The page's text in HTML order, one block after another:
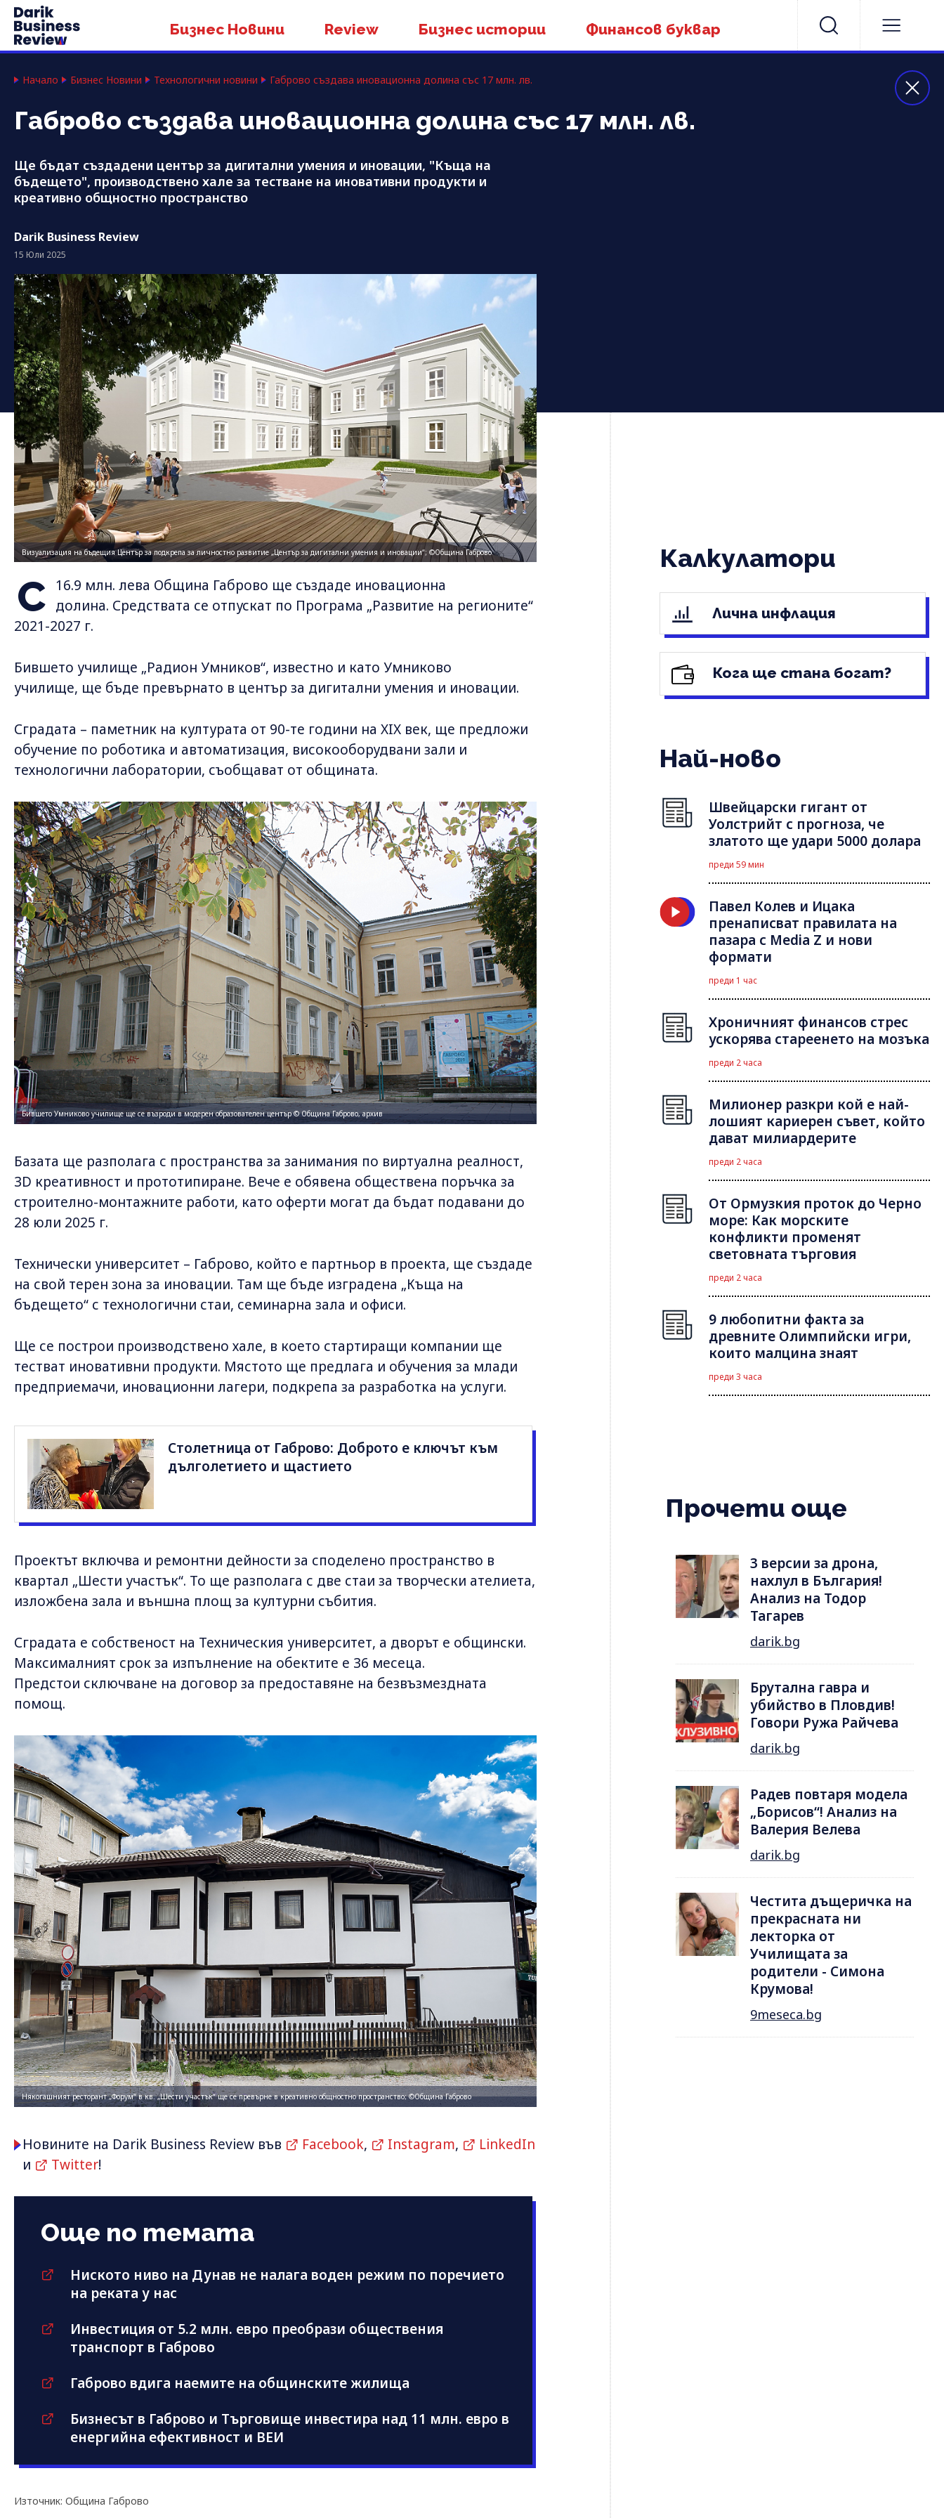
Бизнес Новини Review Бизнес истории Финансов буквар
Начало Бизнес Новини Технологични новини Габрово създава иновационна долина със 17 млн. лв.
Габрово създава иновационна долина със 17 млн. лв.
Ще бъдат създадени център за дигитални умения и иновации, "Къща на
бъдещето", производствено хале за тестване на иновативни продукти и
креативно общностно пространство
Darik Business Review
15 Юли 2025
Визуализация на бъдещия Център за подкрепа за личностно развитие „Център за дигитални умения и иновации“; ©Община Габрово
С 16.9 млн. лева Община Габрово ще създаде иновационна
долина. Средствата се отпускат по Програма „Развитие на регионите“
2021-2027 г.
Бившето училище „Радион Умников“, известно и като Умниково
училище, ще бъде превърнато в център за дигитални умения и иновации.
Сградата – паметник на културата от 90-те години на XIX век, ще предложи
обучение по роботика и автоматизация, високооборудвани зали и
технологични лаборатории, съобщават от общината.
Бившето Умниково училище ще се възроди в модерен образователен център © Община Габрово, архив
Базата ще разполага с пространства за занимания по виртуална реалност,
3D креативност и прототипиране. Вече е обявена обществена поръчка за
строително-монтажните работи, като оферти могат да бъдат подавани до
28 юли 2025 г.
Технически университет – Габрово, който е партньор в проекта, ще създаде
на свой терен зона за иновации. Там ще бъде изградена „Къща на
бъдещето“ с технологични стаи, семинарна зала и офиси.
Ще се построи производствено хале, в което стартиращи компании ще
тестват иновативни продукти. Мястото ще предлага и обучения за млади
предприемачи, иновационни лагери, подкрепа за разработка на услуги.
Столетница от Габрово: Доброто е ключът към
дълголетието и щастието
Проектът включва и ремонтни дейности за споделено пространство в
квартал „Шести участък“. То ще разполага с две стаи за творчески ателиета,
изложбена зала и външна площ за културни събития.
Сградата е собственост на Техническия университет, а дворът е общински.
Максималният срок за изпълнение на обектите е 36 месеца.
Предстои сключване на договор за предоставяне на безвъзмездната
помощ.
Някогашният ресторант „Форум“ в кв. „Шести участък“ ще се превърне в креативно общностно пространство; ©Община Габрово
Новините на Darik Business Review във Facebook, Instagram,
LinkedIn
и
Twitter!
Още по темата
Ниското ниво на Дунав не налага воден режим по поречието
на реката у нас
Инвестиция от 5.2 млн. евро преобрази обществения
транспорт в Габрово
Габрово вдига наемите на общинските жилища
Бизнесът в Габрово и Търговище инвестира над 11 млн. евро в
енергийна ефективност и ВЕИ
Източник: Община Габрово
Калкулатори
Лична инфлация
Кога ще стана богат?
Най-ново
Швейцарски гигант от
Уолстрийт с прогноза, че
златото ще удари 5000 долара
преди 59 мин
Павел Колев и Ицака
пренаписват правилата на
пазара с Media Z и нови
формати
преди 1 час
Хроничният финансов стрес
ускорява стареенето на мозъка
преди 2 часа
Милионер разкри кой е най-
лошият кариерен съвет, който
дават милиардерите
преди 2 часа
От Ормузкия проток до Черно
море: Как морските
конфликти променят
световната търговия
преди 2 часа
9 любопитни факта за
древните Олимпийски игри,
които малцина знаят
преди 3 часа
Прочети още
3 версии за дрона,
нахлул в България!
Анализ на Тодор
Тагарев
darik.bg
Брутална гавра и
убийство в Пловдив!
Говори Ружа Райчева
darik.bg
Радев повтаря модела
„Борисов“! Анализ на
Валерия Велева
darik.bg
Честита дъщеричка на
прекрасната ни
лекторка от
Училищата за
родители - Симона
Крумова!
9meseca.bg